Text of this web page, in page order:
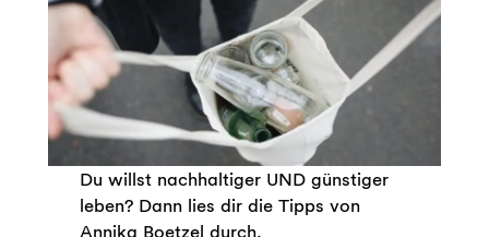
Du willst nachhaltiger UND günstiger
leben? Dann lies dir die Tipps von
Annika Boetzel durch.